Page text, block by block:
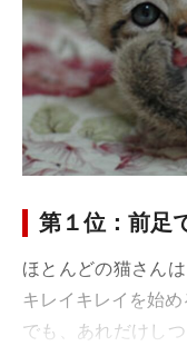
第１位：前足
ほとんどの猫さん
キレイキレイを始め
でも、あれだけし